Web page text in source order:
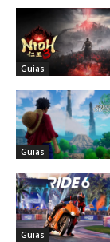
Guias
Guias
Guias